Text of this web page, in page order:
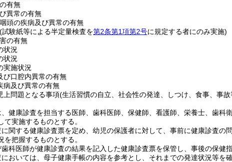
有無
異常の有無
頭の疾病及び異常の有無
(試験紙等による半定量検査を第2条第1項第2号に規定する者にのみ実施)
の有無
状況
状況
実施状況
び口腔内異常の有無
病及び異常の有無
上問題となる事項(生活習慣の自立、社会性の発達、しつけ、食事、事故
健康診査を担当する医師、歯科医師、保健師、看護師、栄養士、歯
て実施するものとする。
関する健康診査票を定め、幼児の保護者に対して、事前に健康診査の
を把握するものとする。
科医師が健康診査の結果を記入した健康診査票を保管し、事後の保健
おいては、母子健康手帳の内容を参考とし、それまでの発達状況等